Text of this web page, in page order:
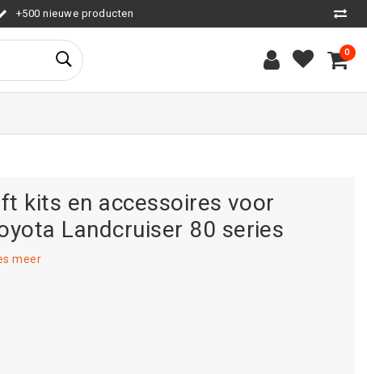
+500 nieuwe producten
0
kits en accessoires voor
Landcruiser 80 series
meer